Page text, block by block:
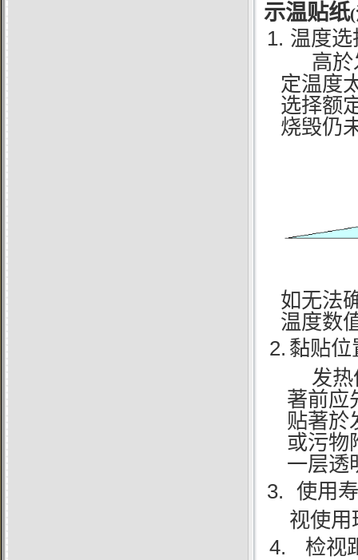
示温贴纸
1. 温度选
高於
定温度
选择额
烧毁仍
如无法
温度数
2. 黏贴位
发热
著前应
贴著於
或污物
一层透
3.
使用
视使用
4.
检视